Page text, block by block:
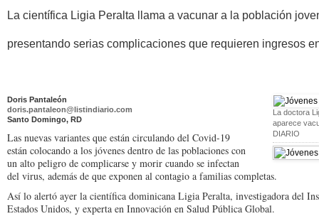
La científica Ligia Peralta llama a vacunar a la población
presentando serias complicaciones que requieren ingresos
La doctora
aparece
DIARIO
Doris Pantaleón
doris.pantaleon@listindiario.com
Santo Domingo, RD
Las nuevas variantes que están circulando del Covid-19
están colocando a los jóvenes dentro de las poblaciones con
un alto peligro de complicarse y morir cuando se infectan
del virus, además de que exponen al contagio a familias completas.
Así lo alertó ayer la científica dominicana Ligia Peralta, investigadora del
Estados Unidos, y experta en Innovación en Salud Pública Global.